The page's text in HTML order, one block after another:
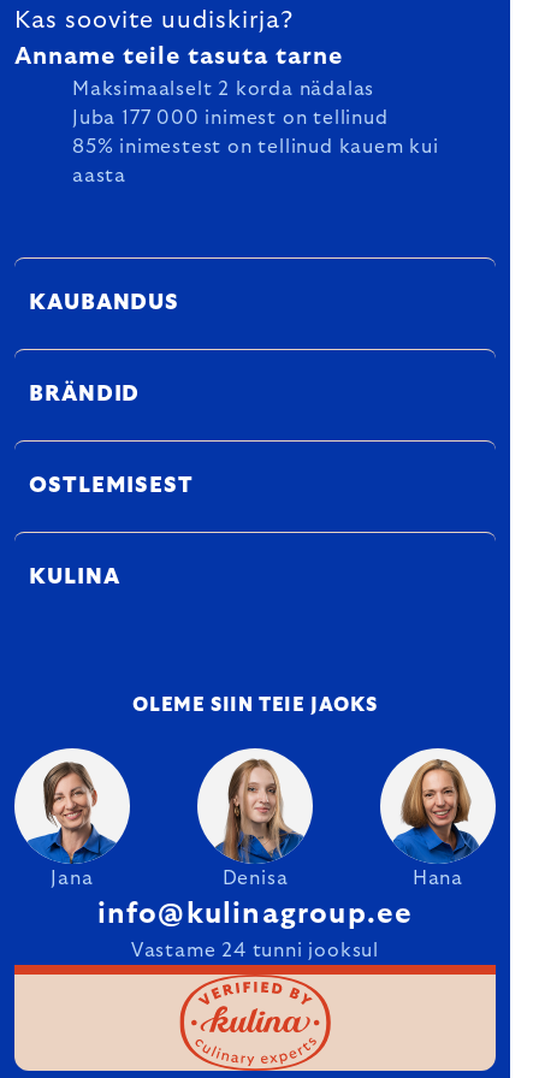
Kas soovite uudiskirja?
Anname teile tasuta tarne
Maksimaalselt 2 korda nädalas
Juba 177 000 inimest on tellinud
85% inimestest on tellinud kauem kui
aasta
KAUBANDUS
BRÄNDID
OSTLEMISEST
KULINA
OLEME SIIN TEIE JAOKS
Jana Denisa Hana
info@kulinagroup.ee
Vastame 24 tunni jooksul